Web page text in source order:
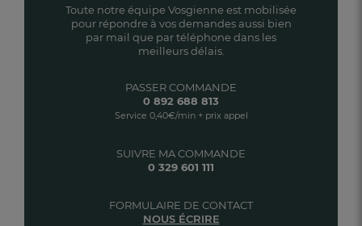
Toute notre équipe Vosgienne est mobilisée
pour répondre à vos demandes aussi bien
par mail que par téléphone dans les
meilleurs délais.
SUIVRE MA COMMANDE
0 329 601 111
PASSER COMMANDE
0 892 688 813
Service 0,40€/min + prix appel
FORMULAIRE DE CONTACT
NOUS ÉCRIRE